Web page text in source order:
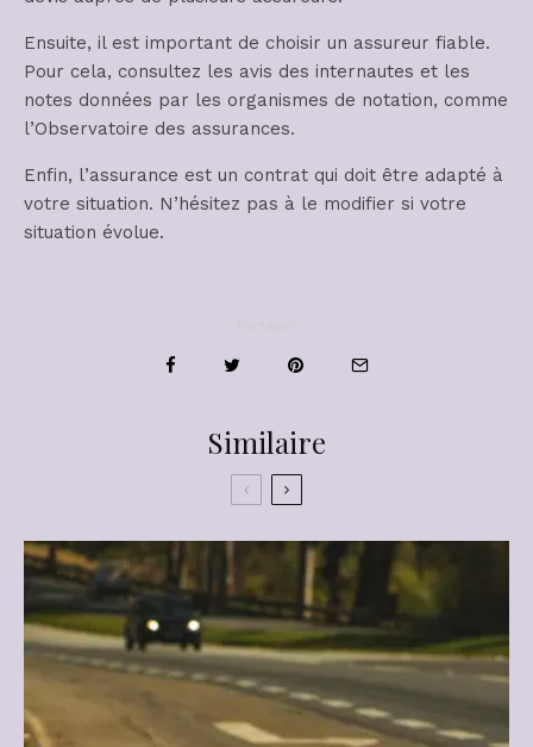
Ensuite, il est important de choisir un assureur fiable.
Pour cela, consultez les avis des internautes et les
notes données par les organismes de notation, comme
l’Observatoire des assurances.
Enfin, l’assurance est un contrat qui doit être adapté à
votre situation. N’hésitez pas à le modifier si votre
situation évolue.
Similaire